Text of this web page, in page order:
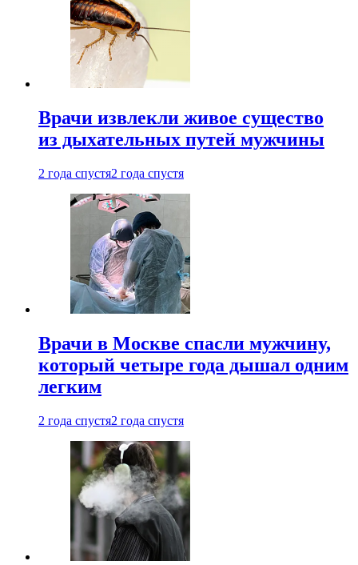
Врачи извлекли живое существо
из дыхательных путей мужчины
2 года спустя2 года спустя
Врачи в Москве спасли мужчину,
который четыре года дышал одним
легким
2 года спустя2 года спустя